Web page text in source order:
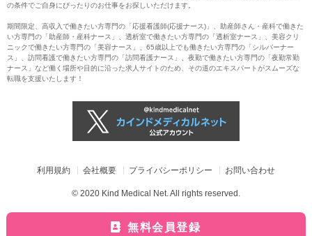
の条件でご自身にぴったりのお仕事をお探しいただけます。
期間限定、高収入で働きたい方専門の「応援看護師(応援ナース)」、助産師さん・産科で働きた
い方専門の「助産師・産科ナース」、透析室で働きたい方専門の「透析室ナース」、美容クリ
ニックで働きたい方専門の「美容ナース」、65歳以上でも働きたい方専門の「シルバーナー
ス」、訪問看護で働きたい方専門の「訪問看護ナース」、夜勤で働きたい方専門の「夜勤常勤
ナース」など働く場所や目的に沿った求人サイトのため、その道のエキスパートがスムーズな
転職を支援いたします！
利用規約 会社概要 プライバシーポリシー お問い合わせ
© 2020 Kind Medical Net. All rights reserved.
無料会員登録